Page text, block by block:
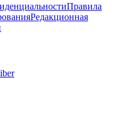
Правила
Редакционная